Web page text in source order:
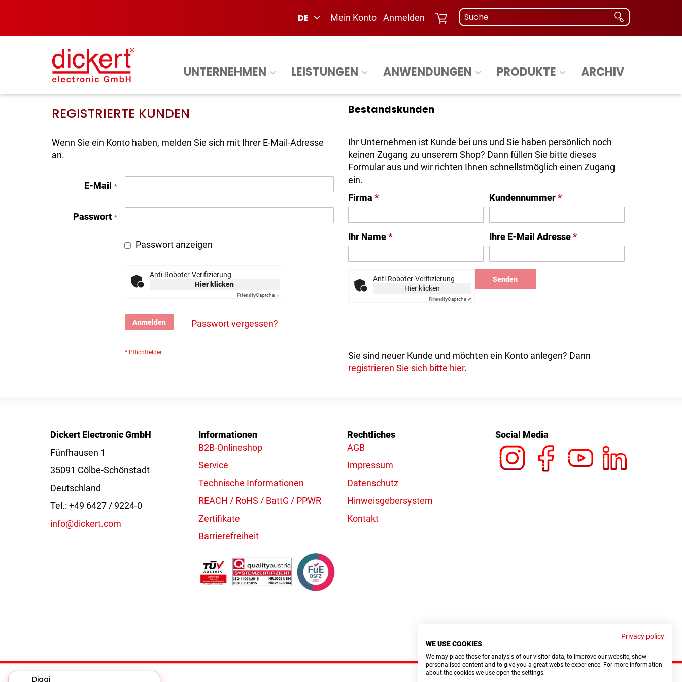
Mein Konto Anmelden
DE
UNTERNEHMEN LEISTUNGEN ANWENDUNGEN PRODUKTE ARCHIV
REGISTRIERTE KUNDEN
Wenn Sie ein Konto haben, melden Sie sich mit Ihrer E-Mail-Adresse
an.
E-Mail
Passwort
Passwort anzeigen
Anti-Roboter-Verifizierung
Hier klicken
FriendlyCaptcha ⇗
Anmelden Passwort vergessen?
Bestandskunden
Ihr Unternehmen ist Kunde bei uns und Sie haben persönlich noch
keinen Zugang zu unserem Shop? Dann füllen Sie bitte dieses
Formular aus und wir richten Ihnen schnellstmöglich einen Zugang
ein.
Firma * Kundennummer*
Ihr Name* Ihre E-Mail Adresse*
Anti-Roboter-Verifizierung
Hier klicken
FriendlyCaptcha ⇗
Senden
Sie sind neuer Kunde und möchten ein Konto anlegen? Dann
registrieren Sie sich bitte hier.
Dickert Electronic GmbH
Fünfhausen 1
35091 Cölbe-Schönstadt
Deutschland
Tel.: +49 6427 / 9224-0
info@dickert.com
Informationen
B2B-Onlineshop
Service
Technische Informationen
REACH / RoHS / BattG / PPWR
Zertifikate
Barrierefreiheit
Rechtliches
AGB
Impressum
Datenschutz
Hinweisgebersystem
Kontakt
Social Media
Privacy policy
WE USE COOKIES
We may place these for analysis of our visitor data, to improve our website, show
personalised content and to give you a great website experience. For more information
about the cookies we use open the settings.